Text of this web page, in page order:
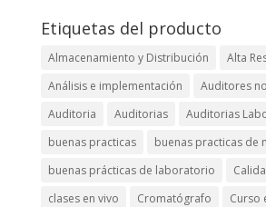
Etiquetas del producto
Almacenamiento y Distribución
Alta
Análisis e implementación
Auditores
Auditoria
Auditorias
Auditorias
buenas practicas
buenas practicas de
buenas prácticas de laboratorio
clases en vivo
Cromatógrafo
Curso